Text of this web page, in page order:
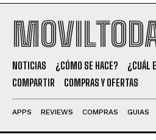
NOTICIAS ¿CÓMO SE HACE?
¿CUÁL
COMPARTIR
COMPRAS Y OFERTAS
APPS REVIEWS COMPRAS GUIAS